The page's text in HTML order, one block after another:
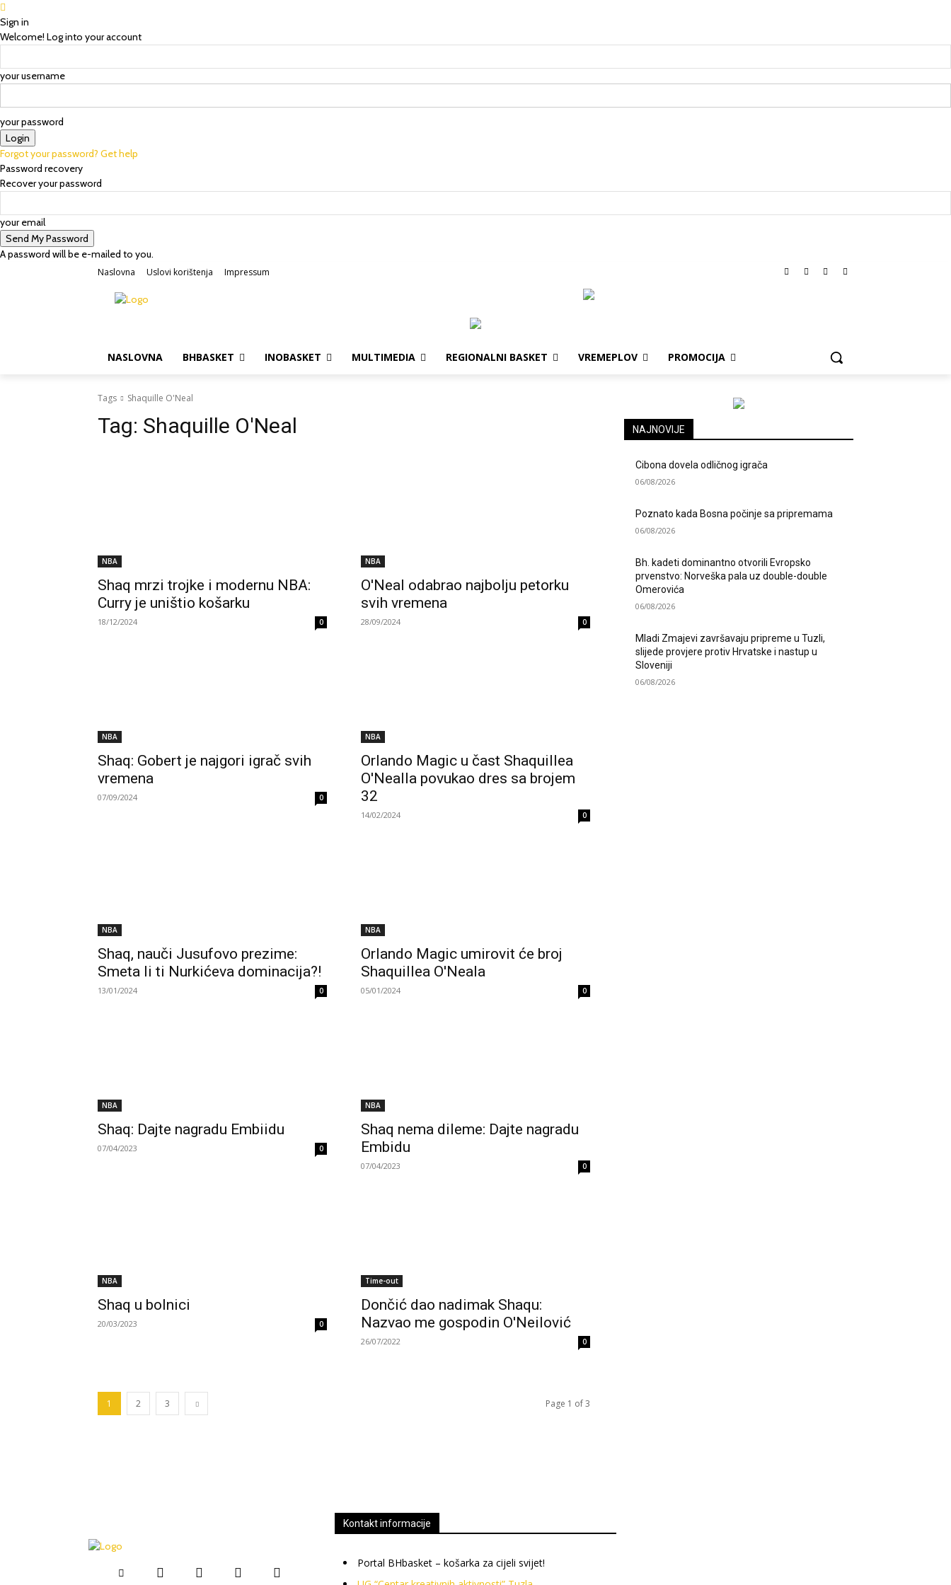
Sign in
Welcome! Log into your account
your username
your password
Forgot your password? Get help
Password recovery
Recover your password
your email
A password will be e-mailed to you.
Naslovna Uslovi korištenja Impressum
NASLOVNA BHBASKET INOBASKET MULTIMEDIA REGIONALNI BASKET VREMEPLOV PROMOCIJA
Tags Shaquille O'Neal
Tag: Shaquille O'Neal
NBA
Shaq mrzi trojke i modernu NBA:
Curry je uništio košarku
18/12/2024 0
NBA
O'Neal odabrao najbolju petorku
svih vremena
28/09/2024 0
NBA
Shaq: Gobert je najgori igrač svih
vremena
07/09/2024 0
NBA
Orlando Magic u čast Shaquillea
O'Nealla povukao dres sa brojem
32
14/02/2024 0
NBA
Shaq, nauči Jusufovo prezime:
Smeta li ti Nurkićeva dominacija?!
13/01/2024 0
NBA
Orlando Magic umirovit će broj
Shaquillea O'Neala
05/01/2024 0
NBA
Shaq: Dajte nagradu Embiidu
07/04/2023 0
NBA
Shaq nema dileme: Dajte nagradu
Embidu
07/04/2023 0
NBA
Shaq u bolnici
20/03/2023 0
Time-out
Dončić dao nadimak Shaqu:
Nazvao me gospodin O'Neilović
26/07/2022 0
1 2 3 Page 1 of 3
NAJNOVIJE
Cibona dovela odličnog igrača
06/08/2026
Poznato kada Bosna počinje sa pripremama
06/08/2026
Bh. kadeti dominantno otvorili Evropsko
prvenstvo: Norveška pala uz double-double
Omerovića
06/08/2026
Mladi Zmajevi završavaju pripreme u Tuzli,
slijede provjere protiv Hrvatske i nastup u
Sloveniji
06/08/2026
Kontakt informacije
Portal BHbasket – košarka za cijeli svijet!